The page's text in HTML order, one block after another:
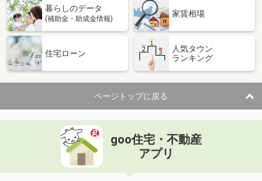
暮らしのデータ
(補助金・助成金情報)
家賃相場
住宅ローン
人気タウン
ランキング
ページトップに戻る
goo住宅・不動産
アプリ